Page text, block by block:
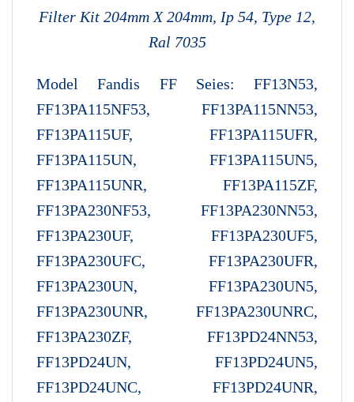
Filter Kit 204mm X 204mm, Ip 54, Type 12,
Ral 7035
Model Fandis FF Seies: FF13N53,
FF13PA115NF53, FF13PA115NN53,
FF13PA115UF, FF13PA115UFR,
FF13PA115UN, FF13PA115UN5,
FF13PA115UNR, FF13PA115ZF,
FF13PA230NF53, FF13PA230NN53,
FF13PA230UF, FF13PA230UF5,
FF13PA230UFC, FF13PA230UFR,
FF13PA230UN, FF13PA230UN5,
FF13PA230UNR, FF13PA230UNRC,
FF13PA230ZF, FF13PD24NN53,
FF13PD24UN, FF13PD24UN5,
FF13PD24UNC, FF13PD24UNR,